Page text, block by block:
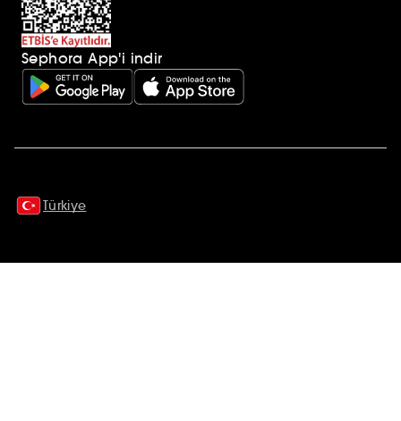
Sephora App'i indir
Türkiye